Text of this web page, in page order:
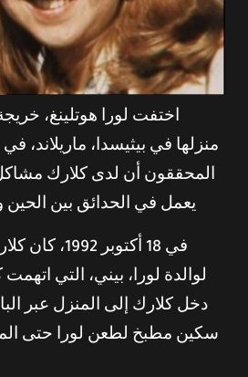
اختفت لورا هوتلينغ،
المحققون أن لدى كلارك
يعمل في الحدائق بين الحين
في 18 أكتوبر
لوالدة لورا، بيني، التي
دخل كلارك إلى المنزل عبر
سكين مطبخ لطعن لورا حتى